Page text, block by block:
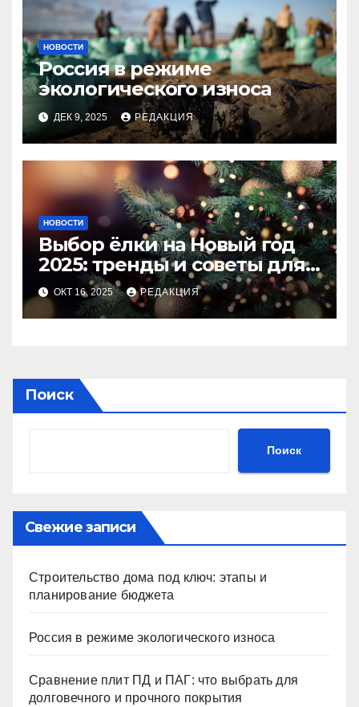
НОВОСТИ
Россия в режиме
экологического износа
ДЕК 9, 2025 РЕДАКЦИЯ
НОВОСТИ
Выбор ёлки на Новый год
2025: тренды и советы для
идеального праздника
ОКТ 16, 2025 РЕДАКЦИЯ
Поиск
Поиск
Свежие записи
Строительство дома под ключ: этапы и
планирование бюджета
Россия в режиме экологического износа
Сравнение плит ПД и ПАГ: что выбрать для
долговечного и прочного покрытия